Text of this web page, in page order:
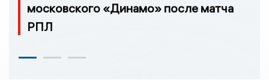
московского «Динамо» после матча
РПЛ